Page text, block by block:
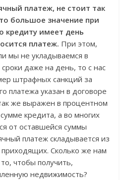
платеж, не стоит так
большое значение при
кредиту имеет день
платеж. При этом,
мы не укладываемся в
даже на день, то с нас
штрафных санкций за
платежа указан в договоре
же выражен в процентном
кредита, а во многих
от оставшейся суммы
платеж складывается из
Сколько же нам
чтобы получить,
недвижимость?